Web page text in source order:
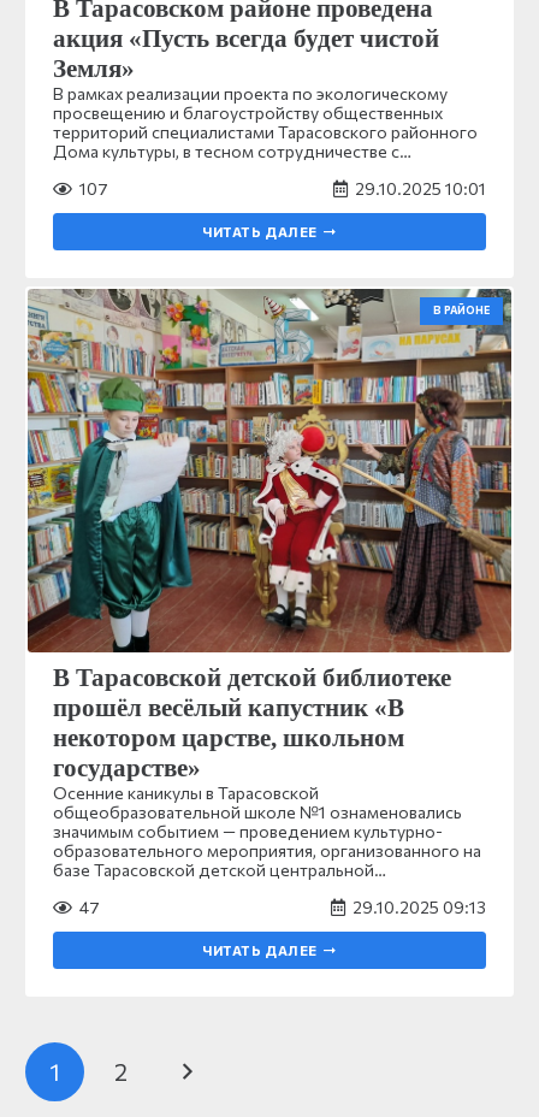
В Тарасовском районе проведена
акция «Пусть всегда будет чистой
Земля»
В рамках реализации проекта по экологическому
просвещению и благоустройству общественных
территорий специалистами Тарасовского районного
Дома культуры, в тесном сотрудничестве с…
107
29.10.2025 10:01
ЧИТАТЬ ДАЛЕЕ
В РАЙОНЕ
В Тарасовской детской библиотеке
прошёл весёлый капустник «В
некотором царстве, школьном
государстве»
Осенние каникулы в Тарасовской
общеобразовательной школе №1 ознаменовались
значимым событием — проведением культурно-
образовательного мероприятия, организованного на
базе Тарасовской детской центральной…
47
29.10.2025 09:13
ЧИТАТЬ ДАЛЕЕ
1 2